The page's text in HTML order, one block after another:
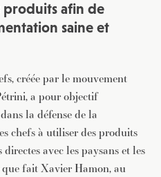
produits afin de
saine et
créée par le mouvement
a pour objectif
la défense de la
chefs à utiliser des produits
avec les paysans et les
que fait Xavier Hamon, au